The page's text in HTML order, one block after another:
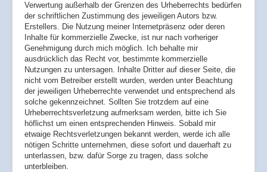
Verwertung außerhalb der Grenzen des Urheberrechts bedürfen
der schriftlichen Zustimmung des jeweiligen Autors bzw.
Erstellers. Die Nutzung meiner Internetpräsenz oder deren
Inhalte für kommerzielle Zwecke, ist nur nach vorheriger
Genehmigung durch mich möglich. Ich behalte mir
ausdrücklich das Recht vor, bestimmte kommerzielle
Nutzungen zu untersagen. Inhalte Dritter auf dieser Seite, die
nicht vom Betreiber erstellt wurden, werden unter Beachtung
der jeweiligen Urheberrechte verwendet und entsprechend als
solche gekennzeichnet. Sollten Sie trotzdem auf eine
Urheberrechtsverletzung aufmerksam werden, bitte ich Sie
höflichst um einen entsprechenden Hinweis. Sobald mir
etwaige Rechtsverletzungen bekannt werden, werde ich alle
nötigen Schritte unternehmen, diese sofort und dauerhaft zu
unterlassen, bzw. dafür Sorge zu tragen, dass solche
unterbleiben.